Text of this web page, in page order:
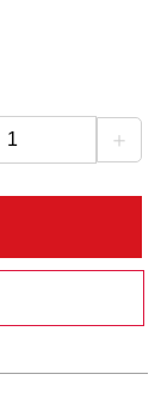
1 ＋